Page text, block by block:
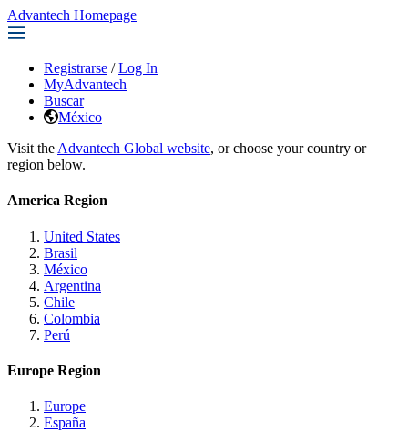
Advantech Homepage
Registrarse / Log In
MyAdvantech
Buscar
México
Visit the Advantech Global website, or choose your country or
region below.
America Region
United States
Brasil
México
Argentina
Chile
Colombia
Perú
Europe Region
Europe
España